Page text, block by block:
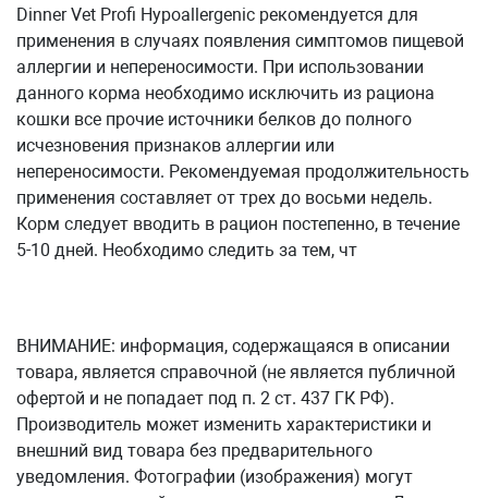
Dinner Vet Profi Hypoallergenic рекомендуется для
применения в случаях появления симптомов пищевой
аллергии и непереносимости. При использовании
данного корма необходимо исключить из рациона
кошки все прочие источники белков до полного
исчезновения признаков аллергии или
непереносимости. Рекомендуемая продолжительность
применения составляет от трех до восьми недель.
Корм следует вводить в рацион постепенно, в течение
5-10 дней. Необходимо следить за тем, чт
ВНИМАНИЕ: информация, содержащаяся в описании
товара, является справочной (не является публичной
офертой и не попадает под п. 2 ст. 437 ГК РФ).
Производитель может изменить характеристики и
внешний вид товара без предварительного
уведомления. Фотографии (изображения) могут